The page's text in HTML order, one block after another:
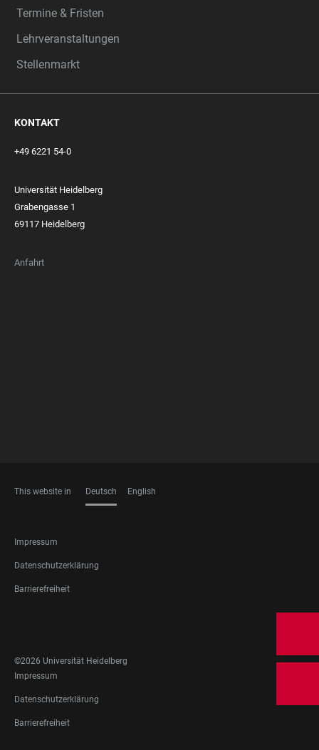
Termine & Fristen
Lehrveranstaltungen
Stellenmarkt
KONTAKT
+49 6221 54-0
Universität Heidelberg
Grabengasse 1
69117 Heidelberg
Anfahrt
This website in Deutsch English
FOOTER
LEGAL
Impressum
Datenschutzerklärung
Barrierefreiheit
MEDIA
©2026 Universität Heidelberg
FOOTER
LEGAL
Impressum
Datenschutzerklärung
Barrierefreiheit